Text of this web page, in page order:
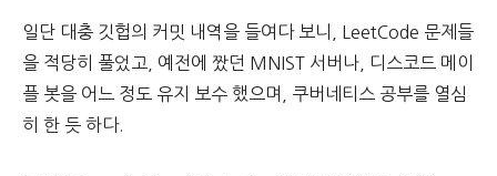
일단 대충 깃헙의 커밋 내역을 들여다 보니, LeetCode 문제들
을 적당히 풀었고, 예전에 짰던 MNIST 서버나, 디스코드 메이
플 봇을 어느 정도 유지 보수 했으며, 쿠버네티스 공부를 열심
히 한 듯 하다.